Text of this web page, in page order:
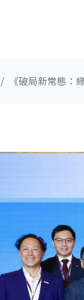
《破局新常態：